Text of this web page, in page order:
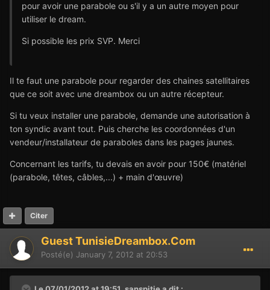
pour avoir une parabole ou s'il y a un autre moyen pour
utiliser le dream.
Si possible les prix SVP. Merci
Il te faut une parabole pour regarder des chaines satellitaires
que ce soit avec une dreambox ou un autre récepteur.
Si tu veux installer une parabole, demande une autorisation à
ton syndic avant tout. Puis cherche les coordonnées d'un
vendeur/installateur de paraboles dans les pages jaunes.
Concernant les tarifs, tu devais en avoir pour 150€ (matériel
(parabole, têtes, câbles,...) + main d'œuvre)
Citer
Guest TunisieDreambox.Com
Posté(e) January 7, 2012 at 20:53